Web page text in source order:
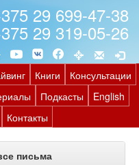
29 699-47-38
29 319-05-26
Книги
Консультации
Подкасты
English
Контакты
письма